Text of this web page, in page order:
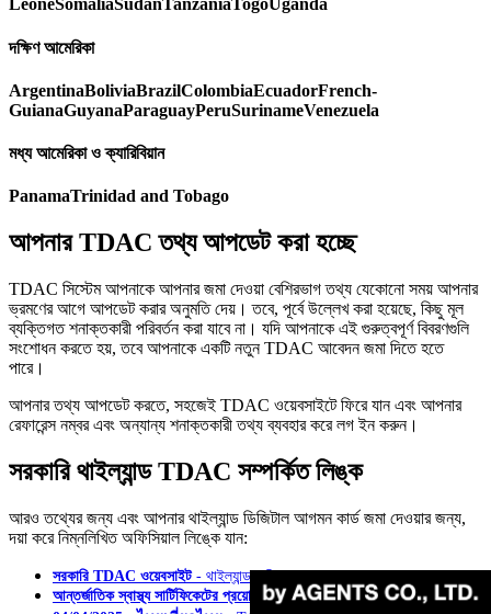
LeoneSomaliaSudanTanzaniaTogoUganda
দক্ষিণ আমেরিকা
ArgentinaBoliviaBrazilColombiaEcuadorFrench-
GuianaGuyanaParaguayPeruSurinameVenezuela
মধ্য আমেরিকা ও ক্যারিবিয়ান
PanamaTrinidad and Tobago
আপনার TDAC তথ্য আপডেট করা হচ্ছে
TDAC সিস্টেম আপনাকে আপনার জমা দেওয়া বেশিরভাগ তথ্য যেকোনো সময় আপনার
ভ্রমণের আগে আপডেট করার অনুমতি দেয়। তবে, পূর্বে উল্লেখ করা হয়েছে, কিছু মূল
ব্যক্তিগত শনাক্তকারী পরিবর্তন করা যাবে না। যদি আপনাকে এই গুরুত্বপূর্ণ বিবরণগুলি
সংশোধন করতে হয়, তবে আপনাকে একটি নতুন TDAC আবেদন জমা দিতে হতে
পারে।
আপনার তথ্য আপডেট করতে, সহজেই TDAC ওয়েবসাইটে ফিরে যান এবং আপনার
রেফারেন্স নম্বর এবং অন্যান্য শনাক্তকারী তথ্য ব্যবহার করে লগ ইন করুন।
সরকারি থাইল্যান্ড TDAC সম্পর্কিত লিঙ্ক
আরও তথ্যের জন্য এবং আপনার থাইল্যান্ড ডিজিটাল আগমন কার্ড জমা দেওয়ার জন্য,
দয়া করে নিম্নলিখিত অফিসিয়াল লিঙ্কে যান:
সরকারি TDAC ওয়েবসাইট- থাইল্যান্ড অভিবাসন ব্যুরো
আন্তর্জাতিক স্বাস্থ্য সার্টিফিকেটের প্রয়োজনীয়তা -বহিরাঙ্গন মন্ত্রণালয়